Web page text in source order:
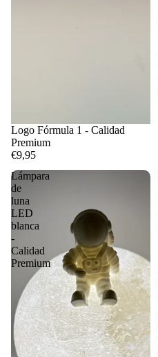
Logo Fórmula 1 - Calidad
Premium
€9,95
Lámpara
de
luna
LED
blanca
-
Calidad
Premium